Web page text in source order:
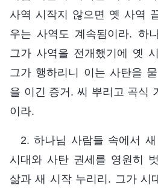
사역 시작지 않으면 옛 사역
우는 사역도 계속됨이라. 하
그가 사역을 전개했기에 옛
그가 행하리니 이는 사탄을
을 이긴 증거. 씨 뿌리고 곡식
이라.
2. 하나님 사람들 속에서
시대와 사탄 권세를 영원히
삶과 새 시작 누리리. 그가 시